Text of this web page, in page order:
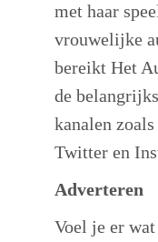
met haar
vrouwelijke
bereikt Het
de
kanalen
Twitter en
Adverteren
Voel je er